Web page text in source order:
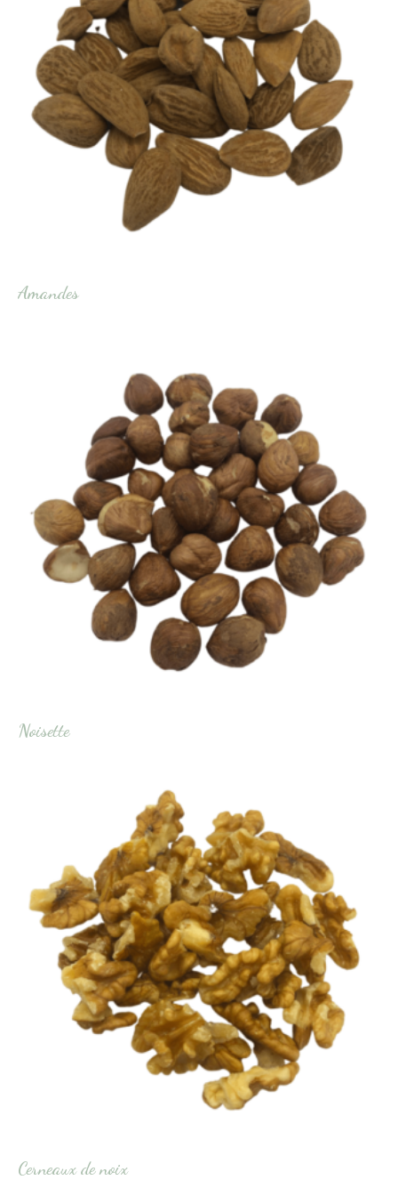
Amandes
Noisette
Cerneaux de noix